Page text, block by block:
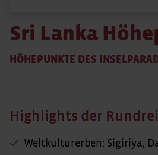
Sri Lanka
HÖHEPUNKTE DES
Highlights der
Weltkulturerben: Sigiriya,